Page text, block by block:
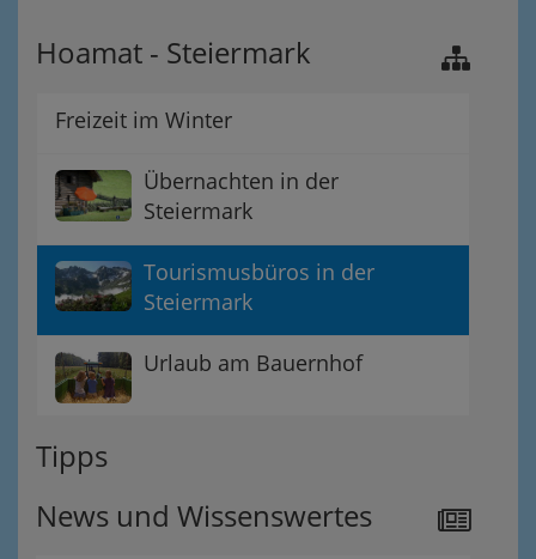
Hoamat - Steiermark
Freizeit im Winter
Übernachten in der
Steiermark
Tourismusbüros in der
Steiermark
Urlaub am Bauernhof
Tipps
News und Wissenswertes